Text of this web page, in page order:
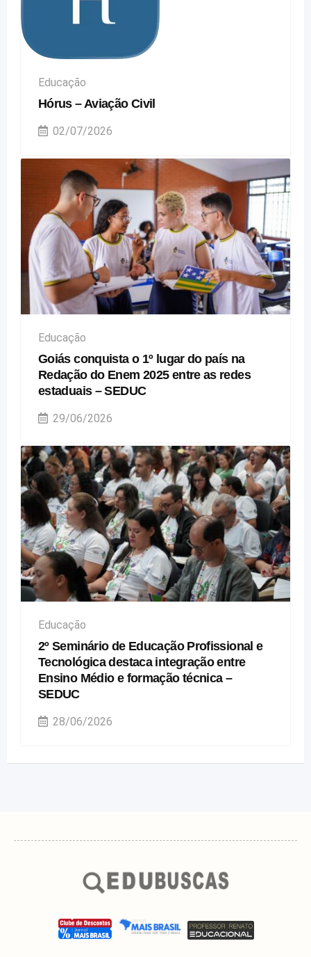
Educação
Hórus – Aviação Civil
02/07/2026
Educação
Goiás conquista o 1º lugar do país na
Redação do Enem 2025 entre as redes
estaduais – SEDUC
29/06/2026
Educação
2º Seminário de Educação Profissional e
Tecnológica destaca integração entre
Ensino Médio e formação técnica –
SEDUC
28/06/2026